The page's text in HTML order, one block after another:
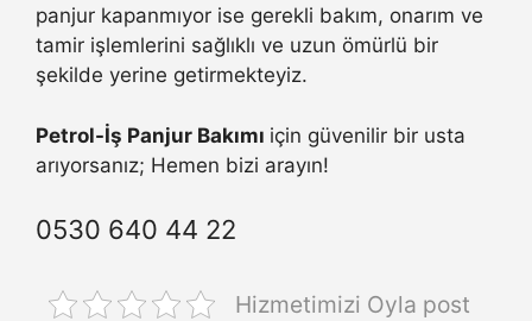
panjur kapanmıyor ise gerekli bakım, onarım ve
tamir işlemlerini sağlıklı ve uzun ömürlü bir
şekilde yerine getirmekteyiz.
Petrol-İş Panjur Bakımı için güvenilir bir usta
arıyorsanız; Hemen bizi arayın!
0530 640 44 22
Hizmetimizi Oyla post